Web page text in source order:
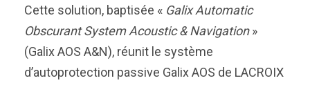
Cette solution, baptisée « Galix Automatic
Obscurant System Acoustic & Navigation»
(Galix AOS A&N), réunit le système
d’autoprotection passive Galix AOS de LACROIX